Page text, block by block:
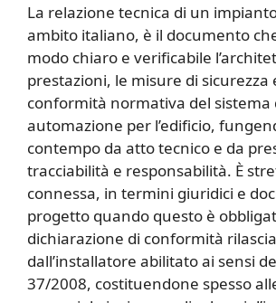
La relazione tecnica di un
ambito italiano, è il documento
modo chiaro e verificabile
prestazioni, le misure di sicurezza
conformità normativa del sistema
automazione per l’edificio,
contempo da atto tecnico e da
tracciabilità e responsabilità. È
connessa, in termini giuridici e
progetto quando questo è
dichiarazione di conformità
dall’installatore abilitato ai sensi
37/2008, costituendone spesso